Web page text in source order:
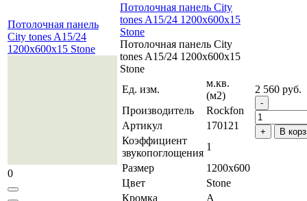
Потолочная панель
City tones A15/24
1200x600x15 Stone
0
Потолочная панель City
tones A15/24 1200x600x15
Stone
Потолочная панель City
tones A15/24 1200x600x15
Stone
Ед. изм.
м.кв.
(м2)
Производитель
Rockfon
Артикул
170121
Коэффициент
звукопоглощения
1
Размер
1200x600
Цвет
Stone
Кромка
A
2 560 руб.
В